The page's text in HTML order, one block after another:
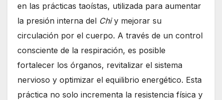
en las prácticas taoístas, utilizada para aumentar
la presión interna del Chiy mejorar su
circulación por el cuerpo. A través de un control
consciente de la respiración, es posible
fortalecer los órganos, revitalizar el sistema
nervioso y optimizar el equilibrio energético. Esta
práctica no solo incrementa la resistencia física y